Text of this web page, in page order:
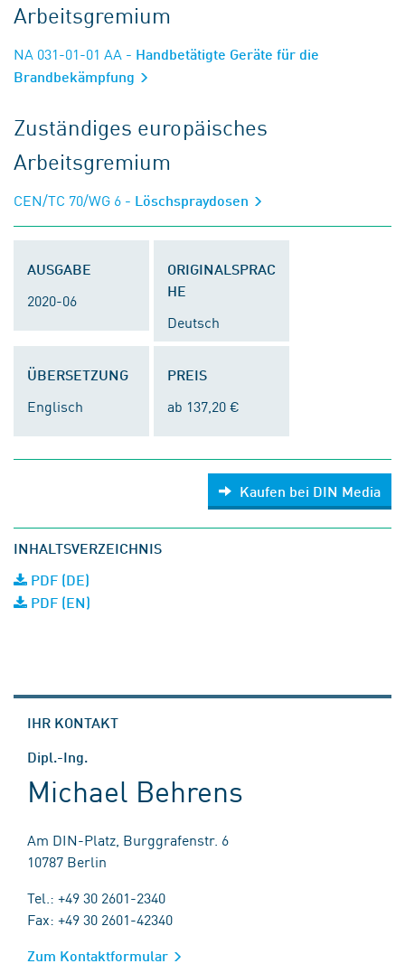
Arbeitsgremium
NA 031-01-01 AA - Handbetätigte Geräte für die
Brandbekämpfung
Zuständiges europäisches
Arbeitsgremium
CEN/TC 70/WG 6 - Löschspraydosen
AUSGABE
2020-06
ORIGINALSPRAC
HE
Deutsch
ÜBERSETZUNG
Englisch
PREIS
ab 137,20 €
Kaufen bei DIN Media
INHALTSVERZEICHNIS
PDF (DE)
PDF (EN)
IHR KONTAKT
Dipl.-Ing.
Michael Behrens
Am DIN-Platz, Burggrafenstr. 6
10787 Berlin
Tel.: +49 30 2601-2340
Fax: +49 30 2601-42340
Zum Kontaktformular